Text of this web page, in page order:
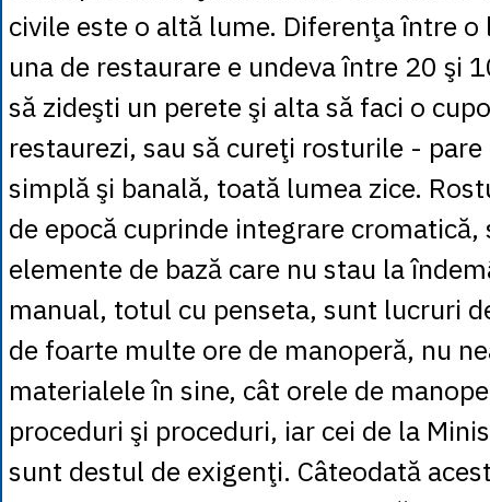
civile este o altă lume. Diferenţa între o
una de restaurare e undeva între 20 şi
să zideşti un perete şi alta să faci o
restaurezi, sau să cureţi rosturile -
simplă şi banală, toată lumea zice.
de epocă cuprinde integrare cromatică,
elemente de bază care nu stau la
manual, totul cu penseta, sunt lucruri
de foarte multe ore de manoperă, nu
materialele în sine, cât orele de
proceduri şi proceduri, iar cei de la
sunt destul de exigenţi. Câteodată